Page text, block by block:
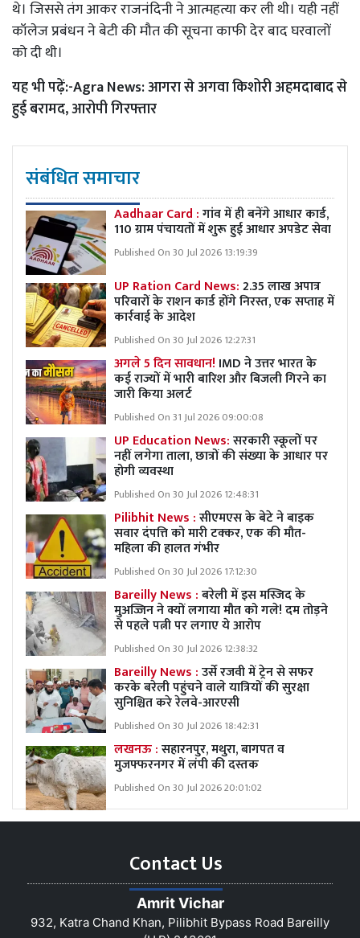
थे। जिससे तंग आकर राजनंदिनी ने आत्महत्या कर ली थी। यही नहीं
कॉलेज प्रबंधन ने बेटी की मौत की सूचना काफी देर बाद घरवालों
को दी थी।
यह भी पढ़ें:-Agra News: आगरा से अगवा किशोरी अहमदाबाद से
हुई बरामद, आरोपी गिरफ्तार
संबंधित समाचार
Aadhaar Card :गांव में ही बनेंगे आधार कार्ड,
110 ग्राम पंचायतों में शुरू हुई आधार अपडेट सेवा
Published On 30 Jul 2026 13:19:39
UP Ration Card News:2.35 लाख अपात्र
परिवारों के राशन कार्ड होंगे निरस्त, एक सप्ताह में
कार्रवाई के आदेश
Published On 30 Jul 2026 12:27:31
अगले 5 दिन सावधान! IMD ने उत्तर भारत के
कई राज्यों में भारी बारिश और बिजली गिरने का
जारी किया अलर्ट
Published On 31 Jul 2026 09:00:08
UP Education News:सरकारी स्कूलों पर
नहीं लगेगा ताला, छात्रों की संख्या के आधार पर
होगी व्यवस्था
Published On 30 Jul 2026 12:48:31
Pilibhit News :सीएमएस के बेटे ने बाइक
सवार दंपत्ति को मारी टक्कर, एक की मौत-
महिला की हालत गंभीर
Published On 30 Jul 2026 17:12:30
Bareilly News :बरेली में इस मस्जिद के
मुअज्जिन ने क्यों लगाया मौत को गले! दम तोड़ने
से पहले पत्नी पर लगाए ये आरोप
Published On 30 Jul 2026 12:38:32
Bareilly News :उर्से रजवी में ट्रेन से सफर
करके बरेली पहुंचने वाले यात्रियों की सुरक्षा
सुनिश्चित करे रेलवे-आरएसी
Published On 30 Jul 2026 18:42:31
लखनऊ :सहारनपुर, मथुरा, बागपत व
मुजफ्फरनगर में लंपी की दस्तक
Published On 30 Jul 2026 20:01:02
Contact Us
Amrit Vichar
932, Katra Chand Khan, Pilibhit Bypass Road Bareilly